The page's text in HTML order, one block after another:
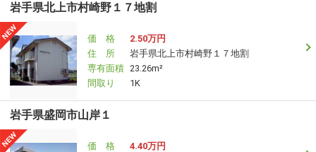
岩手県北上市村崎野１７地割
価 格
2.50万円
住 所
岩手県北上市村崎野１７地割
専有面積 23.26m²
間取り
1K
岩手県盛岡市山岸１
価 格
4.40万円